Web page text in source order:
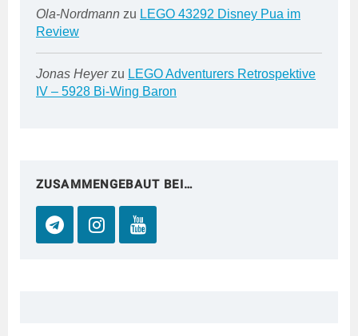
Ola-Nordmann zu LEGO 43292 Disney Pua im
Review
Jonas Heyerzu LEGO Adventurers Retrospektive
IV – 5928 Bi-Wing Baron
ZUSAMMENGEBAUT BEI…